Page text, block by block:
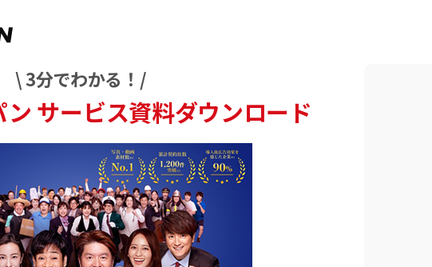
\ 3分でわかる！/
ンサービス資料ダウンロード